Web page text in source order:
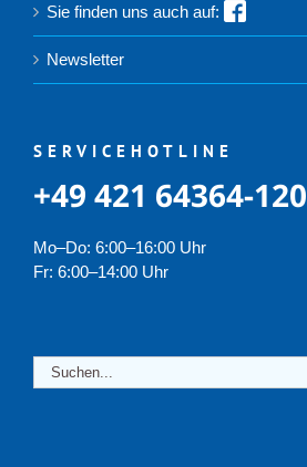
Sie finden uns auch auf:
Newsletter
SERVICEHOTLINE
+49 421 64364-120
Mo–Do: 6:00–16:00 Uhr
Fr: 6:00–14:00 Uhr
Suche
nach: